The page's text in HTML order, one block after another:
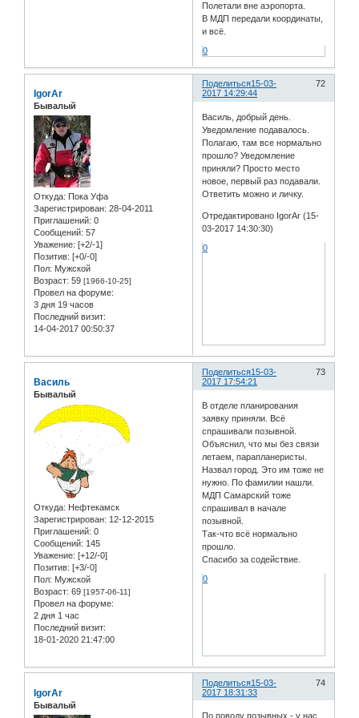
Полетали вне аэропорта.
В МДП передали координаты,
и всё.
0
Поделиться 72
15-03-
2017 14:29:44
IgorAr
Бывалый
Откуда: Пока Уфа
Зарегистрирован: 28-04-2011
Приглашений: 0
Сообщений: 57
Уважение: [+2/-1]
Позитив: [+0/-0]
Пол: Мужской
Возраст: 59 [1966-10-25]
Провел на форуме:
3 дня 19 часов
Последний визит:
14-04-2017 00:50:37
Василь, добрый день.
Уведомление подавалось.
Полагаю, там все нормально
прошло? Уведомление
приняли? Просто место
новое, первый раз подавали.
Ответить можно и личку.
Отредактировано IgorAr (15-
03-2017 14:30:30)
0
Поделиться 73
15-03-
2017 17:54:21
Василь
Бывалый
Откуда: Нефтекамск
Зарегистрирован: 12-12-2015
Приглашений: 0
Сообщений: 145
Уважение: [+12/-0]
Позитив: [+3/-0]
Пол: Мужской
Возраст: 69 [1957-06-11]
Провел на форуме:
2 дня 1 час
Последний визит:
18-01-2020 21:47:00
В отделе планирования
заявку приняли. Всё
спрашивали позывной.
Объяснил, что мы без связи
летаем, парапланеристы.
Назвал город. Это им тоже не
нужно. По фамилии нашли.
МДП Самарский тоже
спрашивал в начале
позывной.
Так-что всё нормально
прошло.
Спасибо за содействие.
0
Поделиться 74
15-03-
2017 18:31:33
IgorAr
Бывалый
По поводу позывных - у нас